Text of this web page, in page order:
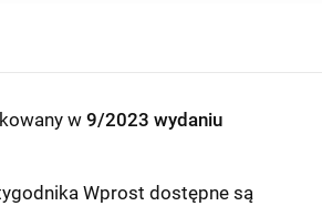
w 9/2023 wydaniu
Wprost dostępne są